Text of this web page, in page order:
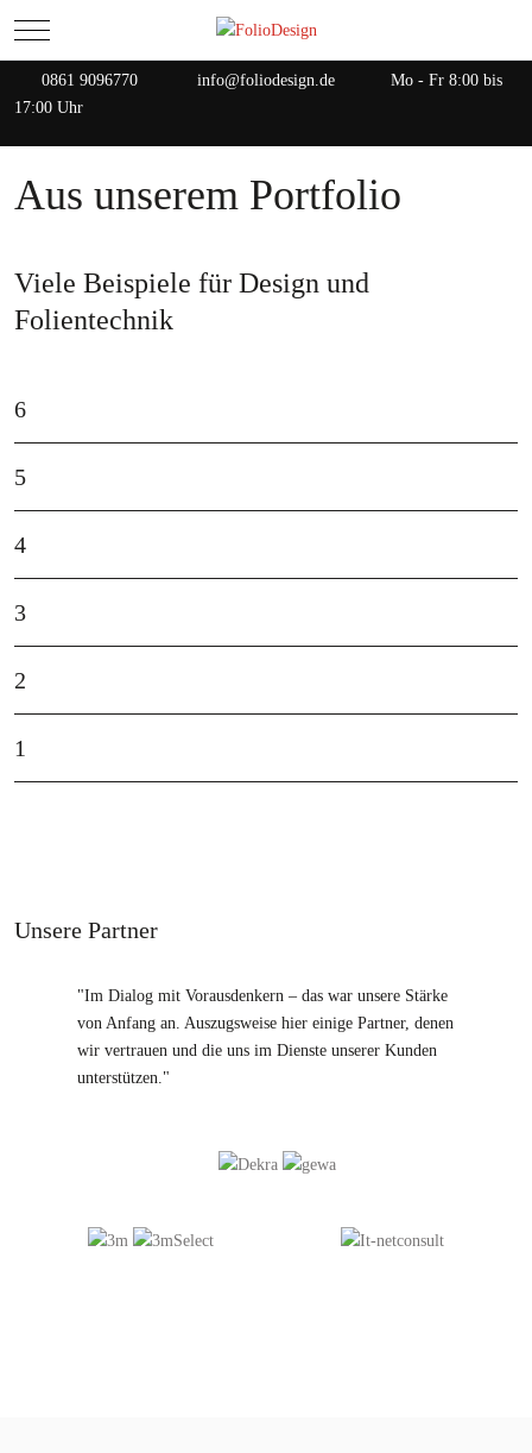
Mobile Menu Toggle
0861 9096770 info@foliodesign.de
Mo - Fr 8:00 bis
17:00 Uhr
Aus unserem Portfolio
Viele Beispiele für Design und
Folientechnik
6
5
4
3
2
1
Unsere Partner
"Im Dialog mit Vorausdenkern – das war unsere Stärke
von Anfang an. Auszugsweise hier einige Partner, denen
wir vertrauen und die uns im Dienste unserer Kunden
unterstützen."